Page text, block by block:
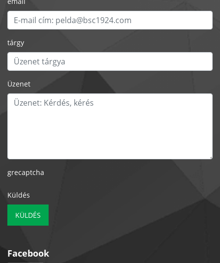
tárgy
Üzenet
grecaptcha
Küldés
KÜLDÉS
Facebook